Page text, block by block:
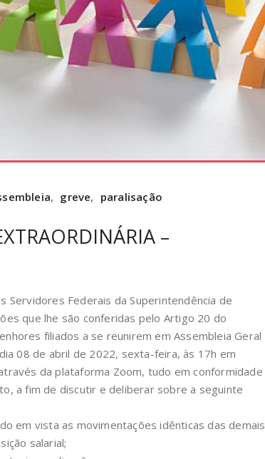
, greve, paralisação
–
Servidores Federais da Superintendência de
que lhe são conferidas pelo Artigo 20 do
filiados a se reunirem em Assembleia Geral
08 de abril de 2022, sexta-feira, às 17h em
da plataforma Zoom, tudo em conformidade
a fim de discutir e deliberar sobre a seguinte
em vista as movimentações idênticas das demais
salarial;